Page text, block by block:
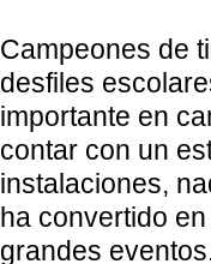
Campeones de
desfiles
importante en
contar con un
instalaciones,
ha convertido
grandes